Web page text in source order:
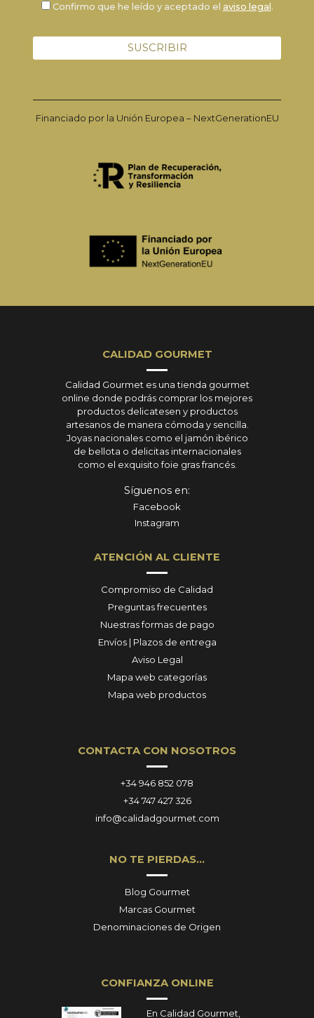
Confirmo que he leído y aceptado el aviso legal.
Financiado por la Unión Europea – NextGenerationEU
CALIDAD GOURMET
Calidad Gourmet es una tienda gourmet
online donde podrás comprar los mejores
productos delicatesen y productos
artesanos de manera cómoda y sencilla.
Joyas nacionales como el jamón ibérico
de bellota o delicitas internacionales
como el exquisito foie gras francés.
Síguenos en:
Facebook
Instagram
ATENCIÓN AL CLIENTE
Compromiso de Calidad
Preguntas frecuentes
Nuestras formas de pago
Envíos | Plazos de entrega
Aviso Legal
Mapa web categorías
Mapa web productos
CONTACTA CON NOSOTROS
+34 946 852 078
+34 747 427 326
info@calidadgourmet.com
NO TE PIERDAS…
Blog Gourmet
Marcas Gourmet
Denominaciones de Origen
CONFIANZA ONLINE
En Calidad Gourmet,